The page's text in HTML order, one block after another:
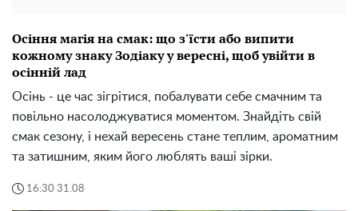
Осіння магія на смак: що з'їсти або випити
кожному знаку Зодіаку у вересні, щоб увійти в
осінній лад
Осінь - це час зігрітися, побалувати себе смачним та
повільно насолоджуватися моментом. Знайдіть свій
смак сезону, і нехай вересень стане теплим, ароматним
та затишним, яким його люблять ваші зірки.
16:30 31.08